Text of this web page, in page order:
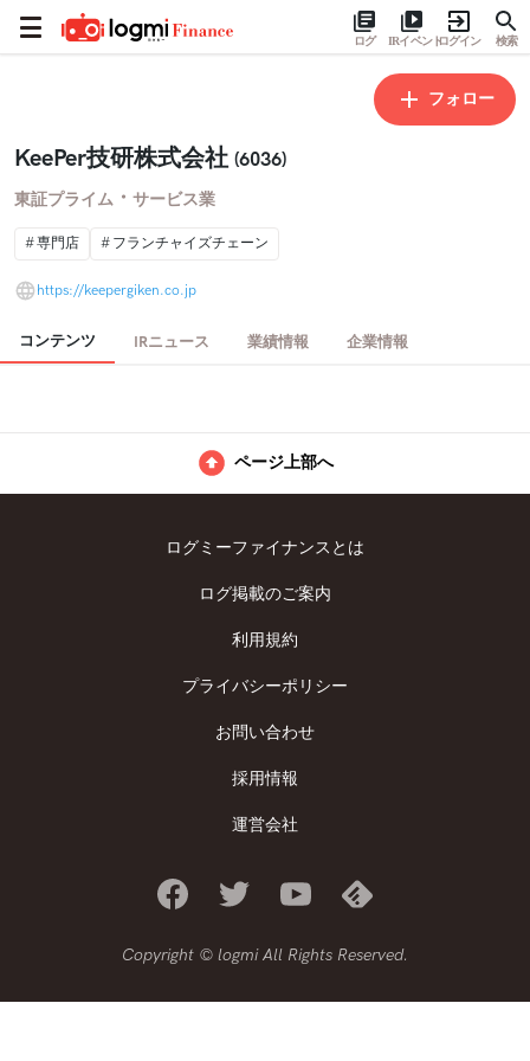
ログ IRイベントログイン 検索
フォロー
KeePer技研株式会社 (6036)
東証プライム ・ サービス業
専門店 フランチャイズチェーン
https://keepergiken.co.jp
コンテンツ IRニュース 業績情報 企業情報
ページ上部へ
ログミーファイナンスとは
ログ掲載のご案内
利用規約
プライバシーポリシー
お問い合わせ
採用情報
運営会社
Copyright © logmi All Rights Reserved.